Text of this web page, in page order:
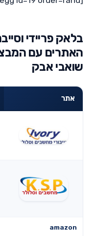
האתרים עם
שואבי אבק
אתר
amazon